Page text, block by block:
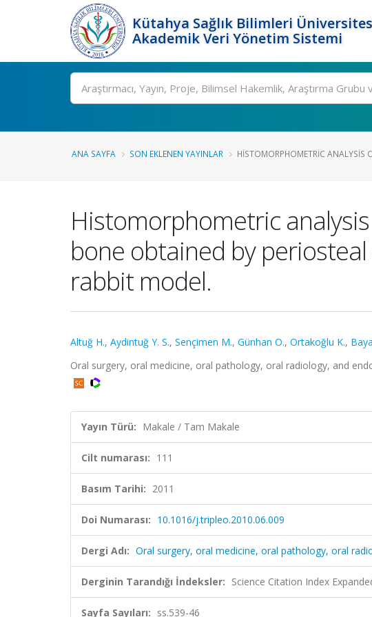
Kütahya Sağlık Bilimleri
Akademik Veri Yönetim Sistemi
Ara
ANA SAYFA SON EKLENEN YAYINLAR HISTOMORPHOMETRIC ANALYSIS
Histomorphometric
bone obtained by
rabbit model.
Altuğ H., Aydintuğ Y. S., Sençimen M., Günhan O., Ortakoğlu K.,
Oral surgery, oral medicine, oral pathology, oral radiology, and
Yayın Türü: Makale / Tam Makale
Cilt numarası: 111
Basım Tarihi: 2011
Doi Numarası: 10.1016/j.tripleo.2010.06.009
Dergi Adı: Oral surgery, oral medicine, oral pathology, oral
Derginin Tarandığı İndeksler: Science Citation Index
Sayfa Sayıları: ss.539-46